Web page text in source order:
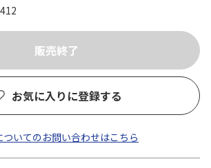
お気に入りに登録する
ついてのお問い合わせはこちら